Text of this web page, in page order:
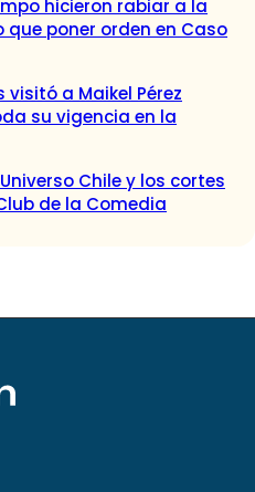
hicieron rabiar a la
que poner orden en Caso
visitó a Maikel Pérez
su vigencia en la
Chile y los cortes
de la Comedia